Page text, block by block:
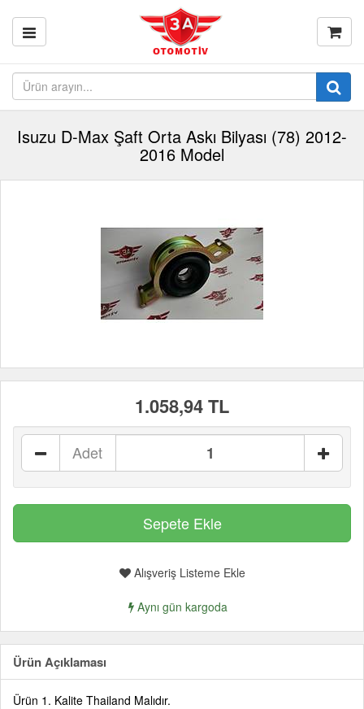
Isuzu D-Max Şaft Orta Askı Bilyası (78) 2012-
2016 Model
1.058,94 TL
Adet
Alışveriş Listeme Ekle
Aynı gün kargoda
Ürün Açıklaması
Ürün 1. Kalite Thailand Malıdır.